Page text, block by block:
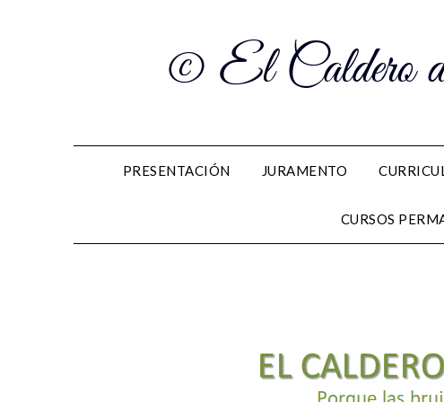
© El Caldero
PRESENTACIÓN JURAMENTO
CURSOS